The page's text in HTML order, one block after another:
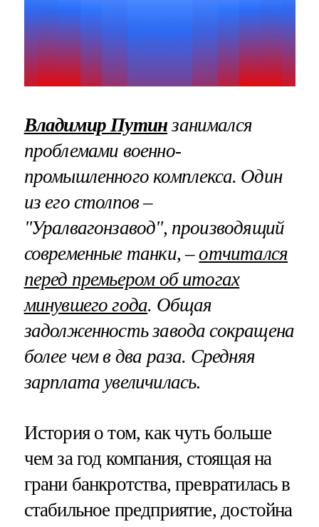
Владимир Путинзанимался
проблемами военно-
промышленного комплекса. Один
из его столпов –
"Уралвагонзавод", производящий
современные танки, –отчитался
перед премьером об итогах
минувшего года. Общая
задолженность завода сокращена
более чем в два раза. Средняя
зарплата увеличилась.
История о том, как чуть больше
чем за год компания, стоящая на
грани банкротства, превратилась в
стабильное предприятие, достойна